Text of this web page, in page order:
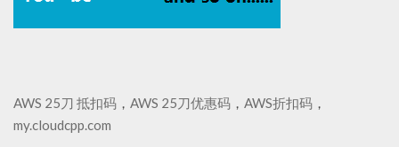
AWS 25刀 抵扣码 ， AWS 25刀优惠码 ， AWS折扣码 ，
my.cloudcpp.com